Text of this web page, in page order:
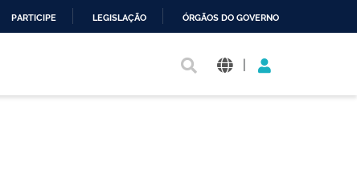
PARTICIPE LEGISLAÇÃO ÓRGÃOS DO GOVERNO
|